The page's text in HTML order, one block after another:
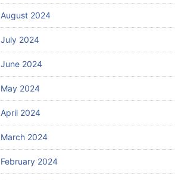
August 2024
July 2024
June 2024
May 2024
April 2024
March 2024
February 2024